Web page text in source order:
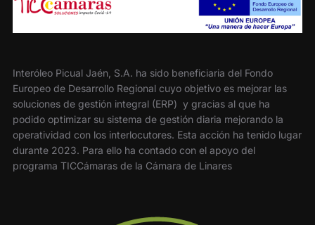
Interóleo Picual Jaén, S.A. ha sido beneficiaria del Fondo
Europeo de Desarrollo Regional cuyo objetivo es mejorar las
soluciones de gestión integral (ERP) y gracias al que ha
podido optimizar su sistema de gestión diaria mejorando la
operatividad con los interlocutores. Esta acción ha tenido lugar
durante 2023. Para ello ha contado con el apoyo del
programa TICCámaras de la Cámara de Linares